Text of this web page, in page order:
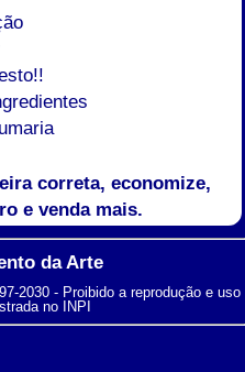
correta, economize,
e venda mais.
da Arte
2030 - Proibido a reprodução e uso
no INPI